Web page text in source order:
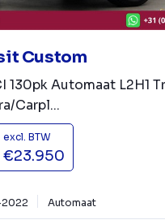
Custom
130pk Automaat L2H1
Carpl...
excl. BTW
€23.950
Automaat